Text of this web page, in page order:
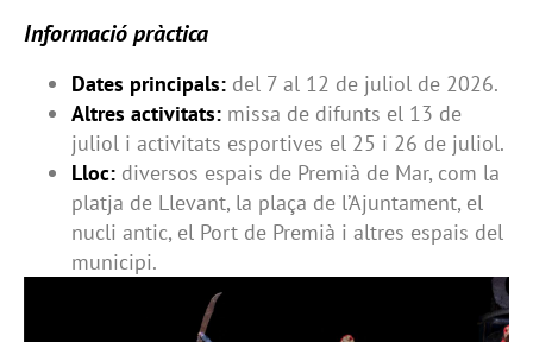
Informació pràctica
Dates principals: del 7 al 12 de juliol de 2026.
Altres activitats: missa de difunts el 13 de
juliol i activitats esportives el 25 i 26 de juliol.
Lloc: diversos espais de Premià de Mar, com la
platja de Llevant, la plaça de l’Ajuntament, el
nucli antic, el Port de Premià i altres espais del
municipi.